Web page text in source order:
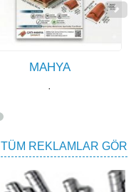
MAHYA
·
TÜM REKLAMLAR GÖR